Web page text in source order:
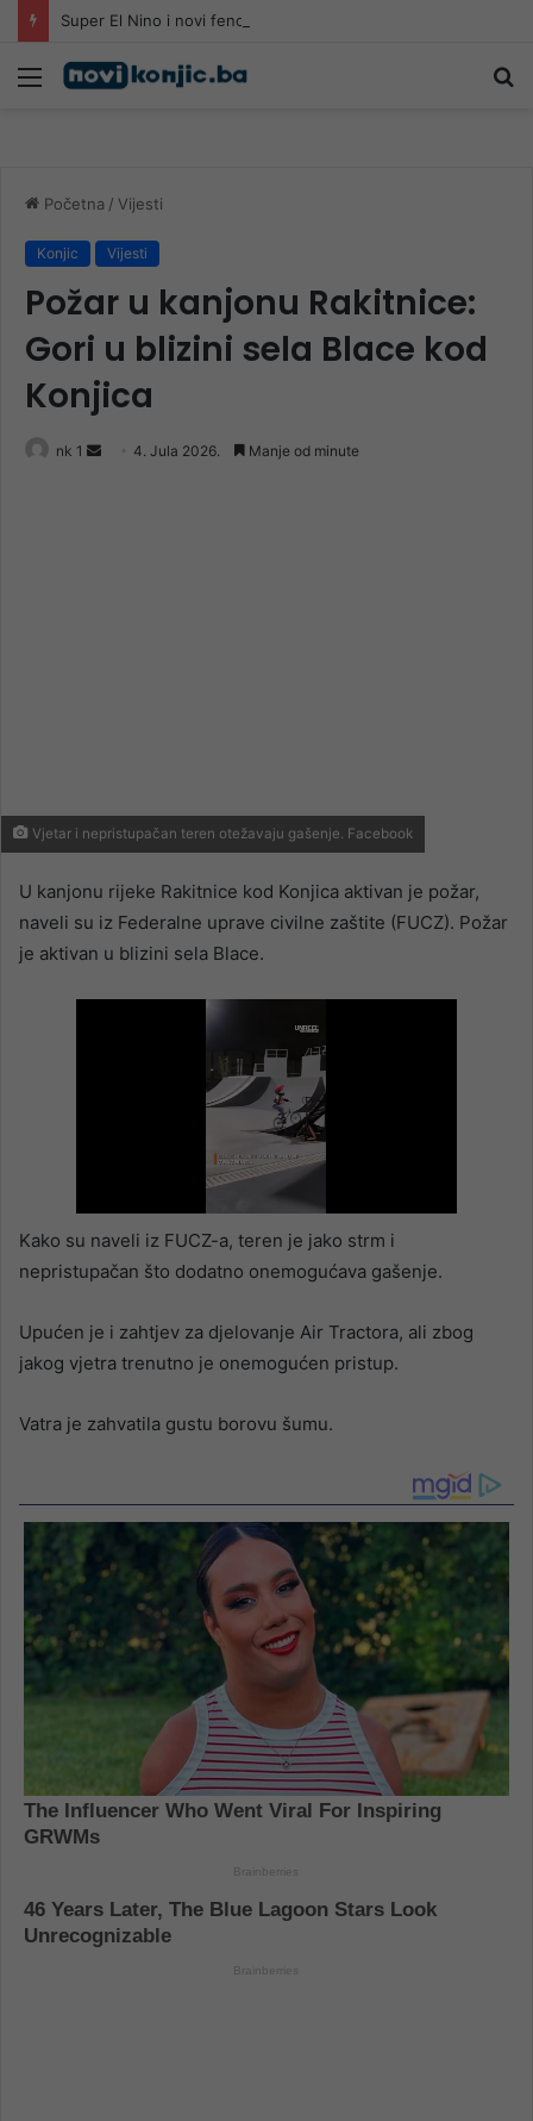
Meni
Početna / Vijesti
Konjic Vijesti
Požar u kanjonu Rakitnice:
Gori u blizini sela Blace kod
Konjica
nk 1
Send 4. Jula 2026. Manje od minute
Vjetar i nepristupačan teren otežavaju gašenje. Facebook
U kanjonu rijeke Rakitnice kod Konjica aktivan je požar,
naveli su iz Federalne uprave civilne zaštite (FUCZ). Požar
je aktivan u blizini sela Blace.
Kako su naveli iz FUCZ-a, teren je jako strm i
nepristupačan što dodatno onemogućava gašenje.
Upućen je i zahtjev za djelovanje Air Tractora, ali zbog
jakog vjetra trenutno je onemogućen pristup.
Vatra je zahvatila gustu borovu šumu.